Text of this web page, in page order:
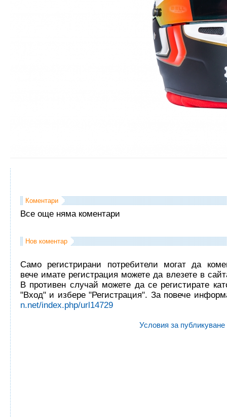
Коментари
Все още няма коментари
Нов коментар
Само регистрирани потребители могат да
вече имате регистрация можете да влезете в
В противен случай можете да се регистирате
"Вход" и избере "Регистрация". За повече
n.net/index.php/url14729
Условия за